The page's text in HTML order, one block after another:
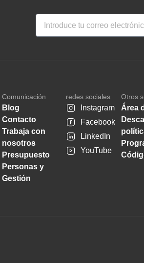
Comunicación
Blog
Contacto
Trabaja con
nosotros
Presupuesto
Personas y
Gestión
redes sociales
Instagram
Facebook
LinkedIn
YouTube
Otros
Área